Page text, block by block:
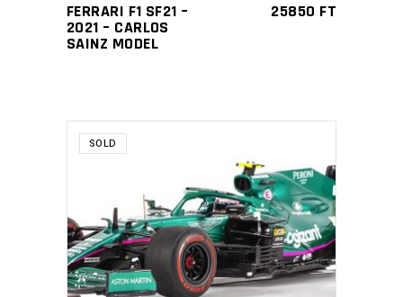
FERRARI F1 SF21 –
2021 – CARLOS
SAINZ MODEL
25850 FT
SOLD
READ MORE